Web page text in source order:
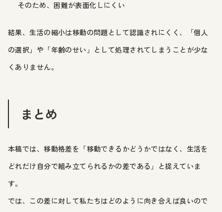
そのため、困難が表面化しにくい
結果、生活の縮小は移動の問題として認識されにくく、「個人
の選択」や「年齢のせい」として処理されてしまうことが少な
くありません。
まとめ
本稿では、移動格差を「移動できるかどうかではなく、生活を
どれだけ自分で組み立てられるかの差である」と捉えていま
す。
では、この差に対して私たちはどのように向き合えば良いので